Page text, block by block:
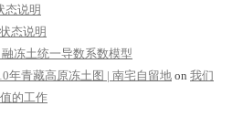
态说明
态说明
冻土统一导数系数模型
年青藏高原冻土图 | 南宅自留地 on 我们
的工作